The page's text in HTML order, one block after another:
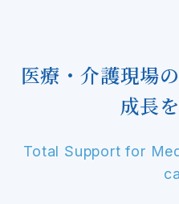
医療・介護現場
成長
Total Support for